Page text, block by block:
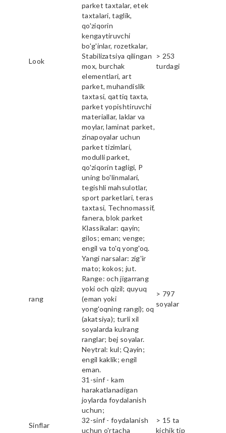
Look
parket taxtalar, etek
taxtalari, taglik,
qo'ziqorin
kengaytiruvchi
bo'g'inlar, rozetkalar,
Stabilizatsiya qilingan
mox, burchak
elementlari, art
parket, muhandislik
taxtasi, qattiq taxta,
parket yopishtiruvchi
materiallar, laklar va
moylar, laminat parket,
zinapoyalar uchun
parket tizimlari,
modulli parket,
qo'ziqorin tagligi, P
uning bo'linmalari,
tegishli mahsulotlar,
sport parketlari, teras
taxtasi, Technomassif,
fanera, blok parket
> 253
turdagi
rang
Klassikalar: qayin;
gilos; eman; venge;
engil va to'q yong'oq.
Yangi narsalar: zig'ir
mato; kokos; jut.
Range: och jigarrang
yoki och qizil; quyuq
(eman yoki
yong'oqning rangi); oq
(akatsiya); turli xil
soyalarda kulrang
ranglar; bej soyalar.
Neytral: kul; Qayin;
engil kaklik; engil
eman.
> 797
soyalar
Sinflar
31-sinf - kam
harakatlanadigan
joylarda foydalanish
uchun;
32-sinf - foydalanish
uchun o'rtacha
> 15 ta
kichik tip